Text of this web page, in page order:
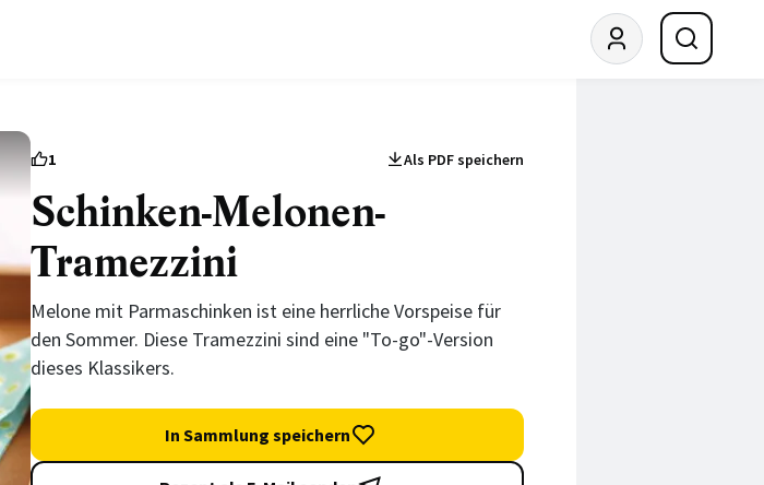
1 Als PDF speichern
Schinken-Melonen-
Tramezzini
Melone mit Parmaschinken ist eine herrliche Vorspeise für
den Sommer. Diese Tramezzini sind eine "To-go"-Version
dieses Klassikers.
In Sammlung speichern